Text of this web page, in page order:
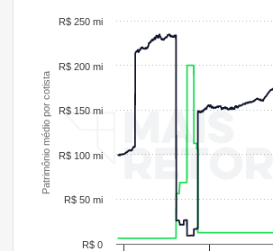
Patrimônio médio por cotista
R$ 0
R$ 50 mi
R$ 100 mi
R$ 150 mi
R$ 200 mi
R$ 250 mi